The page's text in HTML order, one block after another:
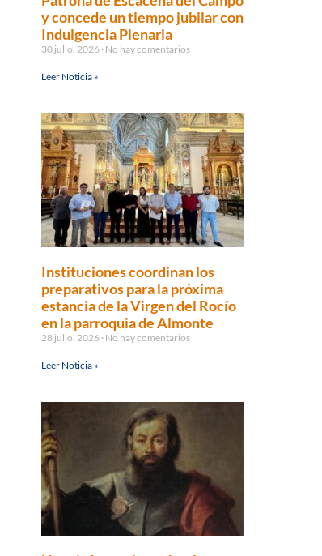
y concede un tiempo jubilar con
Indulgencia Plenaria
30 julio, 2026 No hay comentarios
Leer Noticia »
Instituciones coordinan los
preparativos para la próxima
estancia de la Virgen del Rocío
en la parroquia de Almonte
28 julio, 2026 No hay comentarios
Leer Noticia »